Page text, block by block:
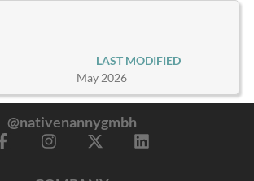
LAST MODIFIED
May 2026
@nativenannygmbh
F
I
X
L